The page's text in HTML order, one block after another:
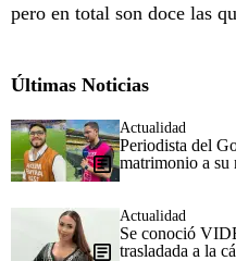
pero en total son doce las
Últimas Noticias
Actualidad
Periodista del
matrimonio a su
Actualidad
Se conoció
trasladada a la